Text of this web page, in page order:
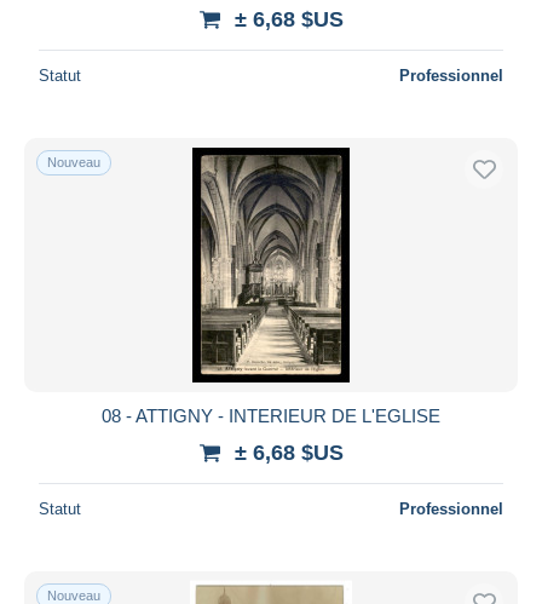
± 6,68 $US
Statut Professionnel
Nouveau
08 - ATTIGNY - INTERIEUR DE L'EGLISE
± 6,68 $US
Statut Professionnel
Nouveau